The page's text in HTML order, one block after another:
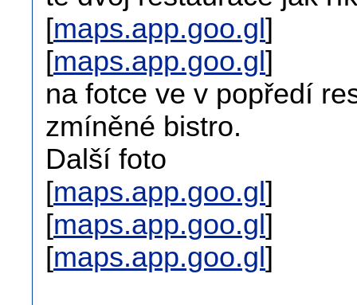
[maps.app.goo.gl]
[maps.app.goo.gl]
na fotce ve v popředí
zmíněné bistro.
Další foto
[maps.app.goo.gl]
[maps.app.goo.gl]
[maps.app.goo.gl]